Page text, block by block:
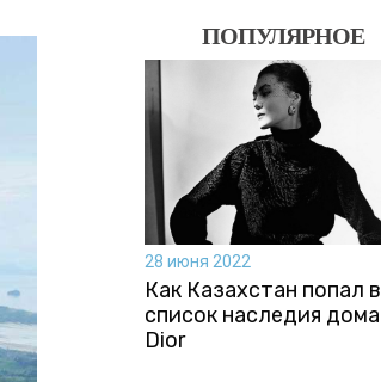
ПОПУЛЯРНОЕ
28 июня 2022
Как Казахстан попал в
список наследия дома
Dior